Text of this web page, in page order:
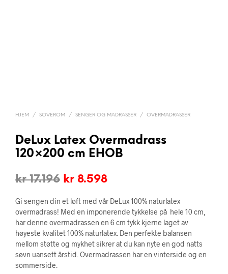
HJEM / SOVEROM / SENGER OG MADRASSER / OVERMADRASSER
DeLux Latex Overmadrass
120×200 cm EHOB
kr17.196 Opprinnelig
pris
var:
kr 17.196.
kr 8.598Nåværende
pris
er:
kr 8.598.
Gi sengen din et løft med vår DeLux 100% naturlatex
overmadrass! Med en imponerende tykkelse på hele 10 cm,
har denne overmadrassen en 6 cm tykk kjerne laget av
høyeste kvalitet 100% naturlatex. Den perfekte balansen
mellom støtte og mykhet sikrer at du kan nyte en god natts
søvn uansett årstid. Overmadrassen har en vinterside og en
sommerside.